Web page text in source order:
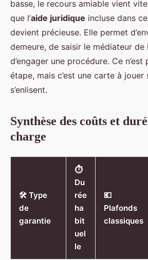
basse, le recours amiable vient
que l’aide juridique incluse dans
devient précieuse. Elle permet
demeure, de saisir le médiateur de
d’engager une procédure. Ce
étape, mais c’est une carte à
s’enlisent.
Synthèse des coûts et
charge
🛠️ Type
de
garantie
⏱️
Du
rée
ha
bit
uel
le
💶
Plafonds
classiques